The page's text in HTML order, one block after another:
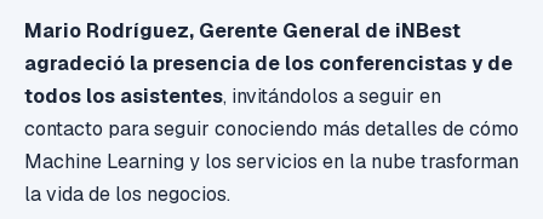
Mario Rodríguez, Gerente General de iNBest
agradeció la presencia de los conferencistas y de
todos los asistentes, invitándolos a seguir en
contacto para seguir conociendo más detalles de cómo
Machine Learning y los servicios en la nube trasforman
la vida de los negocios.